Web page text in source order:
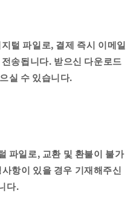
털 파일로, 결제 즉시 이메일
전송됩니다. 받으신 다운로드
실 수 있습니다.
파일로, 교환 및 환불이 불가
항이 있을 경우 기재해주신
다.